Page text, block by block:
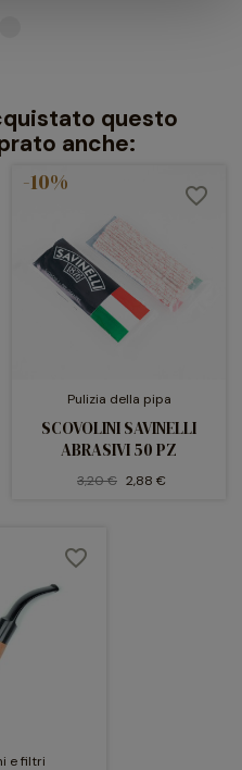
l'azienda, con l'obiettivo
questo
anche:
-10%
Pulizia della pipa
SCOVOLINI SAVINELLI
ABRASIVI 50 PZ
3,20 € 2,88 €
favorite_border
e filtri
favorite_border